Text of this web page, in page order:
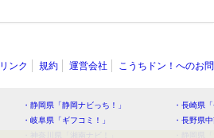
リンク 規約 運営会社 こうちドン！へのお
・静岡県「静岡ナビっち！」
・長崎県
・岐阜県「ギフコミ！」
・長野県